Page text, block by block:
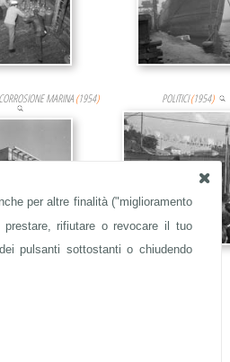
per altre finalità ("miglioramento
prestare, rifiutare o revocare il tuo
pulsanti sottostanti o chiudendo
MARINA (1954) POLITICI(1954)